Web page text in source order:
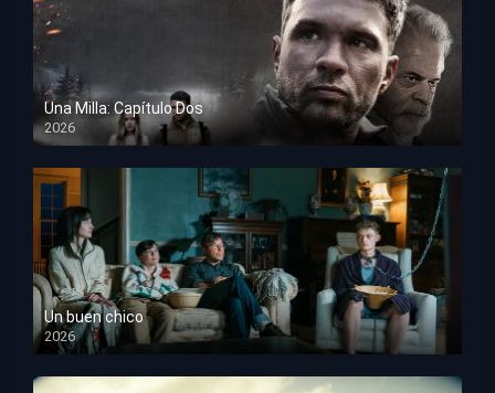
Una Milla: Capítulo Dos
2026
HD 1080p
Un buen chico
2026
HD 1080p